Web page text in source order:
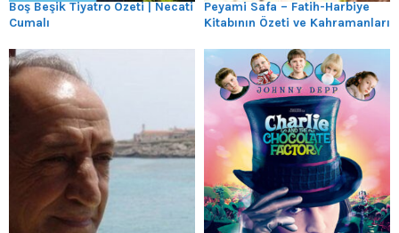
Boş Beşik Tiyatro Özeti | Necati
Cumalı
Peyami Safa – Fatih-Harbiye
Kitabının Özeti ve Kahramanları